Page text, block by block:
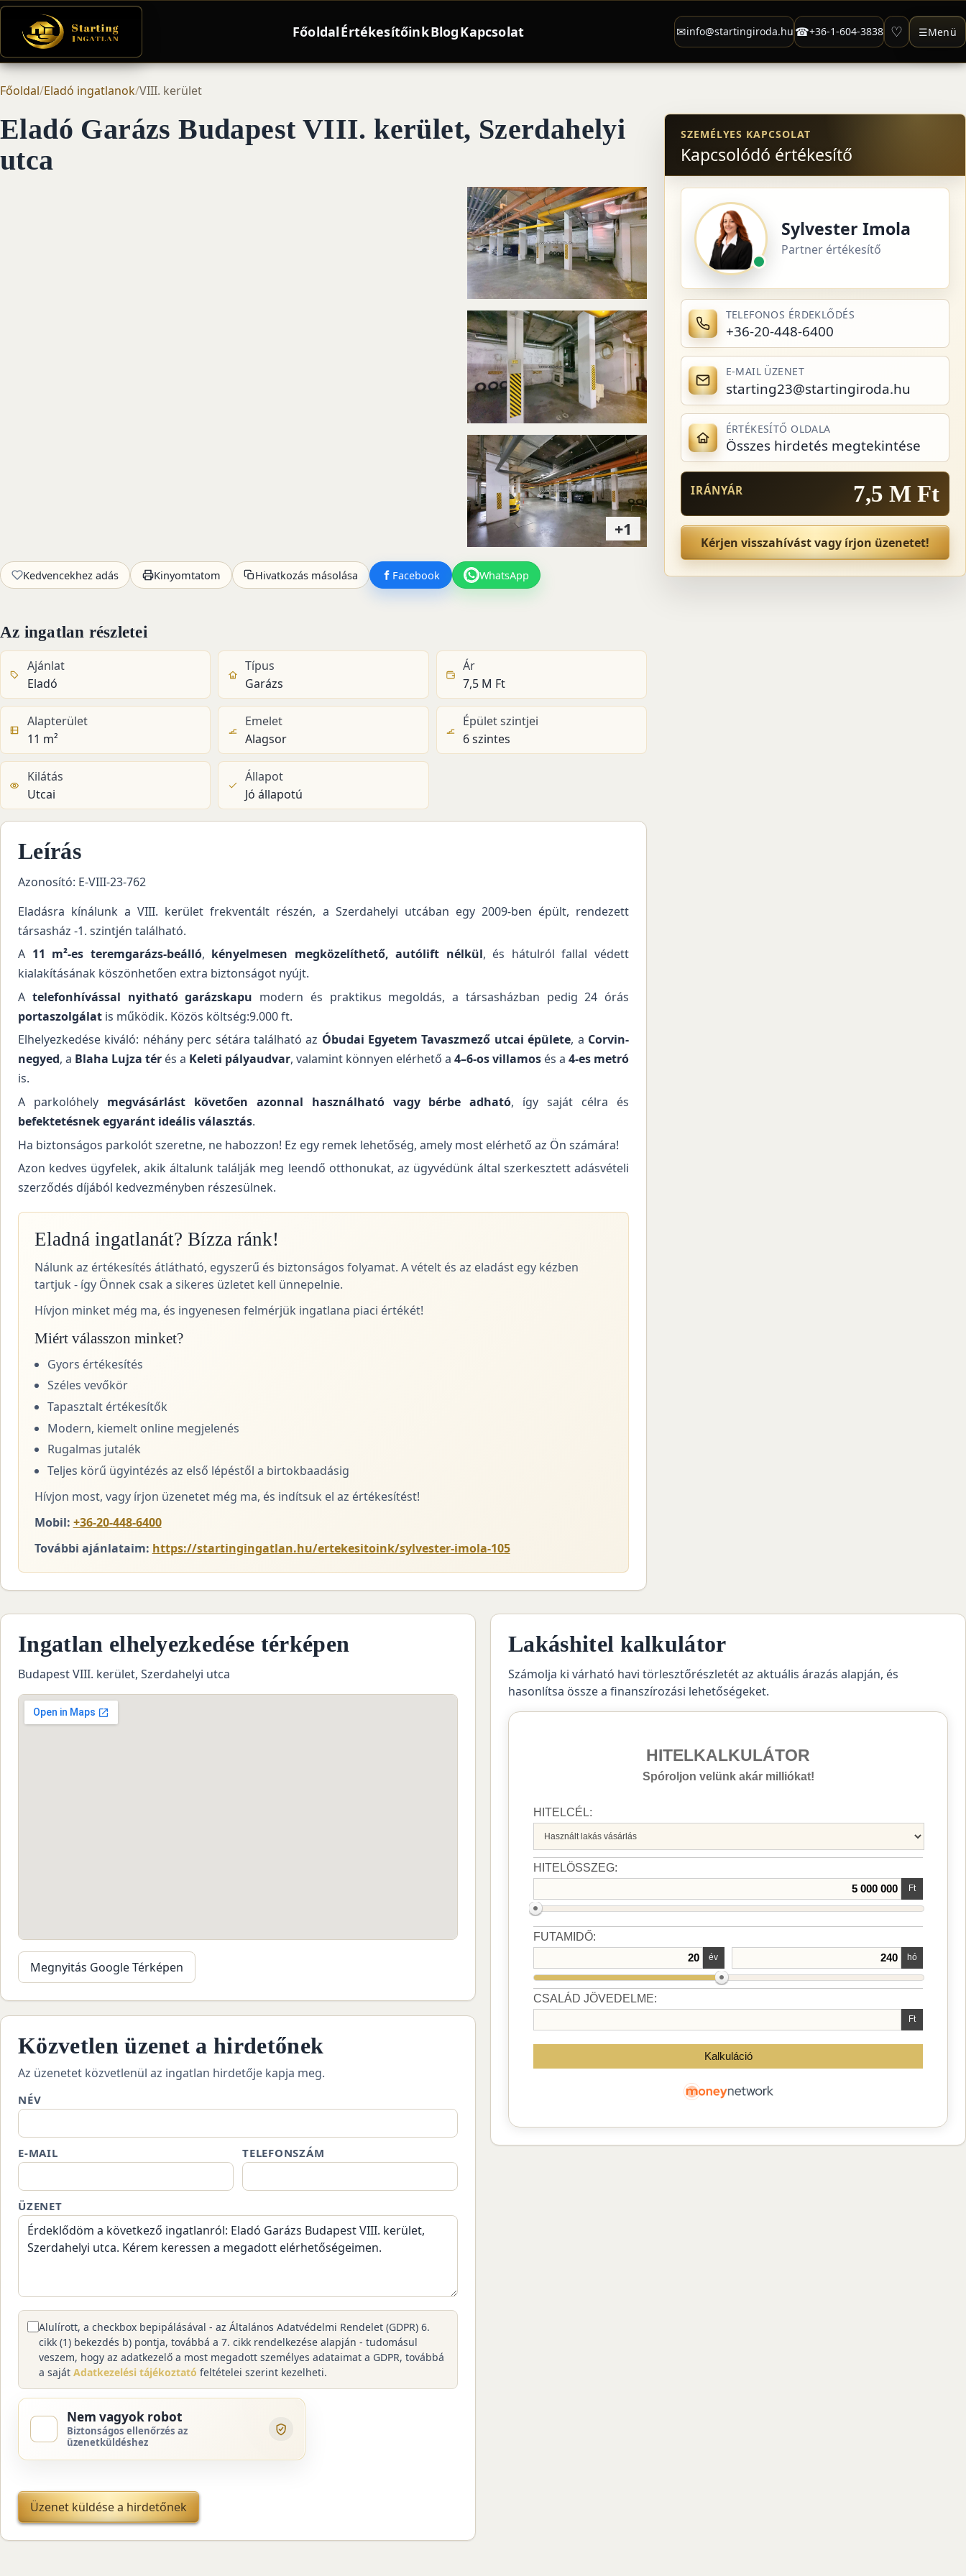
FőoldalÉrtékesítőinkBlogKapcsolat ✉info@startingiroda.hu ☎+36-1-604-3838 ♡ ☰Menü
Főoldal/Eladó ingatlanok/VIII. kerület
Eladó Garázs Budapest VIII. kerület, Szerdahelyi
utca
+1
Kedvencekhez adás Kinyomtatom Hivatkozás másolása Facebook WhatsApp
Az ingatlan részletei
Ajánlat
Eladó
Típus
Garázs
Ár
7,5 M Ft
Alapterület
11 m²
Emelet
Alagsor
Épület szintjei
6 szintes
Kilátás
Utcai
Állapot
Jó állapotú
Leírás
Azonosító: E-VIII-23-762
Eladásra kínálunk a VIII. kerület frekventált részén, a Szerdahelyi utcában egy 2009-ben épült, rendezett
társasház -1. szintjén található.
A 11 m²-es teremgarázs-beálló, kényelmesen megközelíthető, autólift nélkül, és hátulról fallal védett
kialakításának köszönhetően extra biztonságot nyújt.
A telefonhívással nyitható garázskapu modern és praktikus megoldás, a társasházban pedig 24 órás
portaszolgálat is működik. Közös költség:9.000 ft.
Elhelyezkedése kiváló: néhány perc sétára található az Óbudai Egyetem Tavaszmező utcai épülete, a Corvin-
negyed, a Blaha Lujza tér és a Keleti pályaudvar, valamint könnyen elérhető a 4–6-os villamos és a 4-es metró
is.
A parkolóhely megvásárlást követően azonnal használható vagy bérbe adható, így saját célra és
befektetésnek egyaránt ideális választás.
Ha biztonságos parkolót szeretne, ne habozzon! Ez egy remek lehetőség, amely most elérhető az Ön számára!
Azon kedves ügyfelek, akik általunk találják meg leendő otthonukat, az ügyvédünk által szerkesztett adásvételi
szerződés díjából kedvezményben részesülnek.
Eladná ingatlanát? Bízza ránk!
Nálunk az értékesítés átlátható, egyszerű és biztonságos folyamat. A vételt és az eladást egy kézben
tartjuk - így Önnek csak a sikeres üzletet kell ünnepelnie.
Hívjon minket még ma, és ingyenesen felmérjük ingatlana piaci értékét!
Miért válasszon minket?
Gyors értékesítés
Széles vevőkör
Tapasztalt értékesítők
Modern, kiemelt online megjelenés
Rugalmas jutalék
Teljes körű ügyintézés az első lépéstől a birtokbaadásig
Hívjon most, vagy írjon üzenetet még ma, és indítsuk el az értékesítést!
Mobil: +36-20-448-6400
További ajánlataim: https://startingingatlan.hu/ertekesitoink/sylvester-imola-105
SZEMÉLYES KAPCSOLAT
Kapcsolódó értékesítő
Sylvester Imola
Partner értékesítő
TELEFONOS ÉRDEKLŐDÉS
+36-20-448-6400
E-MAIL ÜZENET
starting23@startingiroda.hu
ÉRTÉKESÍTŐ OLDALA
Összes hirdetés megtekintése
IRÁNYÁR 7,5 M Ft
Kérjen visszahívást vagy írjon üzenetet!
Ingatlan elhelyezkedése térképen
Budapest VIII. kerület, Szerdahelyi utca
Megnyitás Google Térképen
Közvetlen üzenet a hirdetőnek
Az üzenetet közvetlenül az ingatlan hirdetője kapja meg.
NÉV
E-MAIL TELEFONSZÁM
ÜZENET
Alulírott, a checkbox bepipálásával - az Általános Adatvédelmi Rendelet (GDPR) 6.
cikk (1) bekezdés b) pontja, továbbá a 7. cikk rendelkezése alapján - tudomásul
veszem, hogy az adatkezelő a most megadott személyes adataimat a GDPR, továbbá
a saját Adatkezelési tájékoztató feltételei szerint kezelheti.
Nem vagyok robot
Biztonságos ellenőrzés az
üzenetküldéshez
Üzenet küldése a hirdetőnek
Lakáshitel kalkulátor
Számolja ki várható havi törlesztőrészletét az aktuális árazás alapján, és
hasonlítsa össze a finanszírozási lehetőségeket.